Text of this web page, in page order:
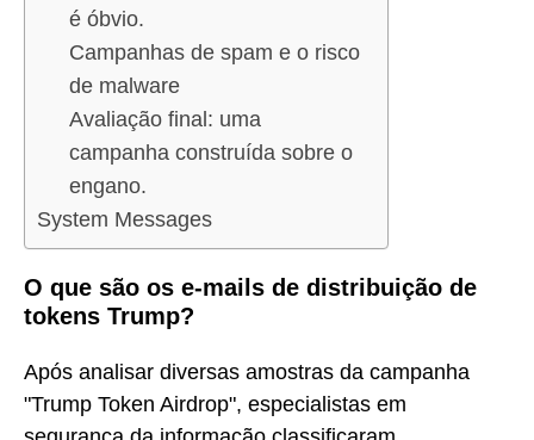
é óbvio.
Campanhas de spam e o risco
de malware
Avaliação final: uma
campanha construída sobre o
engano.
System Messages
O que são os e-mails de distribuição de
tokens Trump?
Após analisar diversas amostras da campanha
"Trump Token Airdrop", especialistas em